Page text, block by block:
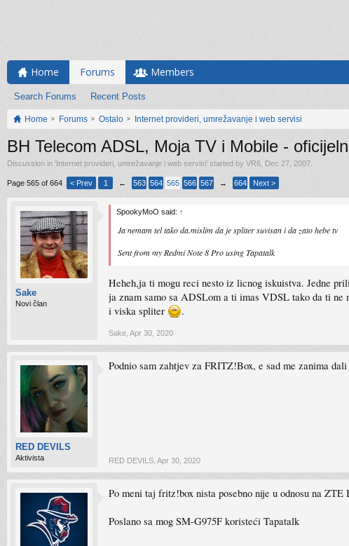
Home Forums
Search Forums Recent Posts
Members
Home Forums Ostalo Internet provideri, umrežavanje i web servisi
BH Telecom ADSL, Moja TV i Mobile -
Discussion in 'Internet provideri, umrežavanje i web servisi' started by VR6 Dec 27, 2007
Page 565 of 664 < Prev 1 ← 563 564 565 566 567 → 664 Next >
Sake
Novi član
SpookyMoO said: ↑
Ja nemam tel tako da.mislim da je spliter suvisan i da zato hebe tv
Sent from my Redmi Note 8 Pro using Tapatalk
Heheh,ja ti mogu reci nesto iz licnog iskuistva. Jedne
ja znam samo sa ADSLom a ti imas VDSL tako da ti ne
i viska spliter
.
Sake Apr 30, 2020
RED DEVILS
Aktivista
Podnio sam zahtjev za FRITZ!Box, e sad me zanima
RED DEVILS Apr 30, 2020
Po meni taj fritz!box nista posebno nije u odnosu na
Poslano sa mog SM-G975F koristeći Tapatalk